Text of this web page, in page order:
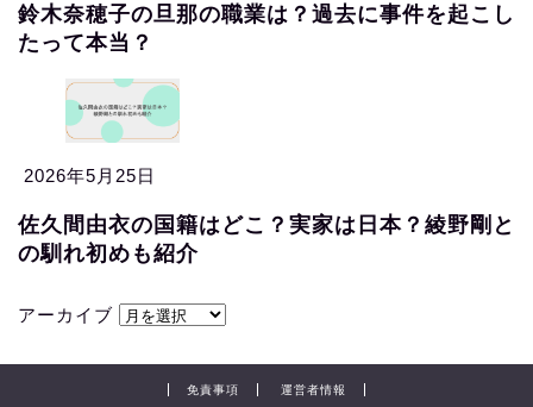
鈴木奈穂子の旦那の職業は？過去に事件を起こし
たって本当？
2026年5月25日
佐久間由衣の国籍はどこ？実家は日本？綾野剛と
の馴れ初めも紹介
アーカイブ
免責事項 運営者情報